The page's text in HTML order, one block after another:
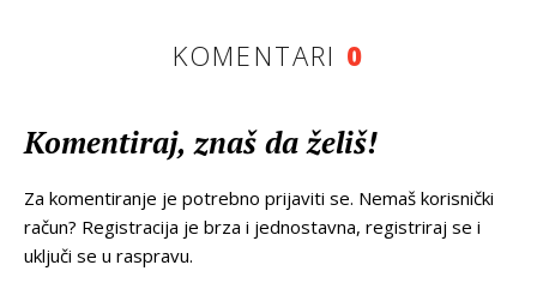
KOMENTARI 0
Komentiraj, znaš da želiš!
Za komentiranje je potrebno prijaviti se. Nemaš korisnički
račun? Registracija je brza i jednostavna, registriraj se i
uključi se u raspravu.